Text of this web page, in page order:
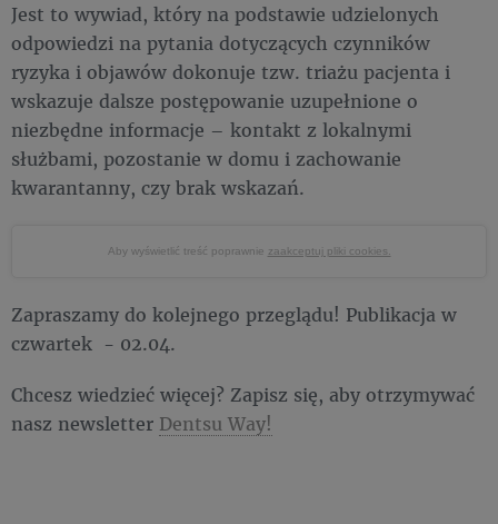
Jest to wywiad, który na podstawie udzielonych
odpowiedzi na pytania dotyczących czynników
ryzyka i objawów dokonuje tzw. triażu pacjenta i
wskazuje dalsze postępowanie uzupełnione o
niezbędne informacje – kontakt z lokalnymi
służbami, pozostanie w domu i zachowanie
kwarantanny, czy brak wskazań.
Aby wyświetlić treść poprawnie zaakceptuj pliki cookies.
Zapraszamy do kolejnego przeglądu! Publikacja w
czwartek - 02.04.
Chcesz wiedzieć więcej? Zapisz się, aby otrzymywać
nasz newsletter Dentsu Way!